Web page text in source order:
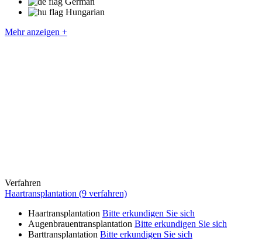
Hungarian
Mehr anzeigen +
Verfahren
Haartransplantation (9 verfahren)
Haartransplantation Bitte erkundigen Sie sich
Augenbrauentransplantation Bitte erkundigen Sie sich
Barttransplantation Bitte erkundigen Sie sich